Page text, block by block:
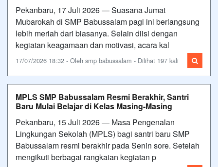
Pekanbaru, 17 Juli 2026 — Suasana Jumat
Mubarokah di SMP Babussalam pagi ini berlangsung
lebih meriah dari biasanya. Selain diisi dengan
kegiatan keagamaan dan motivasi, acara kal
17/07/2026 18:32 - Oleh smp babussalam - Dilihat 197 kali
MPLS SMP Babussalam Resmi Berakhir, Santri
Baru Mulai Belajar di Kelas Masing-Masing
Pekanbaru, 15 Juli 2026 — Masa Pengenalan
Lingkungan Sekolah (MPLS) bagi santri baru SMP
Babussalam resmi berakhir pada Senin sore. Setelah
mengikuti berbagai rangkaian kegiatan p